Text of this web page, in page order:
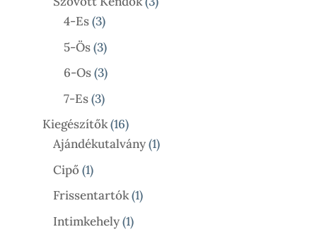
4-Es 33
Termék
5-Ös 33
Termék
6-Os 33
Termék
7-Es 33
Termék
Kiegészítők 1616
Termék
Ajándékutalvány 11
Cipő 11
Termék
Frissentartók 11
Intimkehely 11